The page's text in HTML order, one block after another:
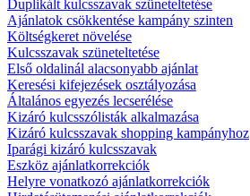
Duplikált kulcsszavak szüneteltetése
Ajánlatok csökkentése kampány szinten
Költségkeret növelése
Kulcsszavak szüneteltetése
Első oldalinál alacsonyabb ajánlat
Keresési kifejezések osztályozása
Általános egyezés lecserélése
Kizáró kulcsszólisták alkalmazása
Kizáró kulcsszavak shopping kampányhoz
Iparági kizáró kulcsszavak
Eszköz ajánlatkorrekciók
Helyre vonatkozó ajánlatkorrekciók